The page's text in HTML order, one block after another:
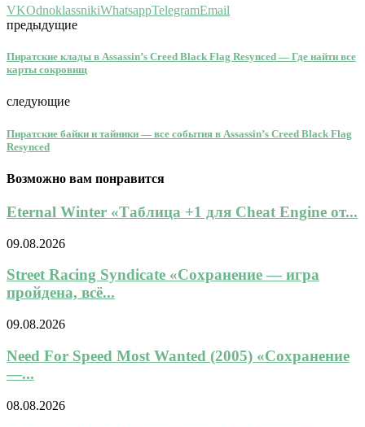
VKOdnoklassnikiWhatsappTelegramEmail
предыдущие
Пиратские клады в Assassin’s Creed Black Flag Resynced — Где найти все
карты сокровищ
следующие
Пиратские байки и тайники — все события в Assassin’s Creed Black Flag
Resynced
Возможно вам понравится
Eternal Winter «Таблица +1 для Cheat Engine от...
09.08.2026
Street Racing Syndicate «Сохранение — игра
пройдена, всё...
09.08.2026
Need For Speed Most Wanted (2005) «Сохранение
—...
08.08.2026